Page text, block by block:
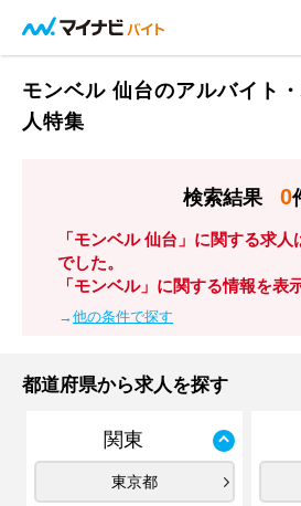
モンベル 仙台のアルバイト
人特集
検索結果 0
「モンベル 仙台」に関する求
でした。
「モンベル」に関する情報を表
→他の条件で探す
都道府県から求人を探す
関東
東京都